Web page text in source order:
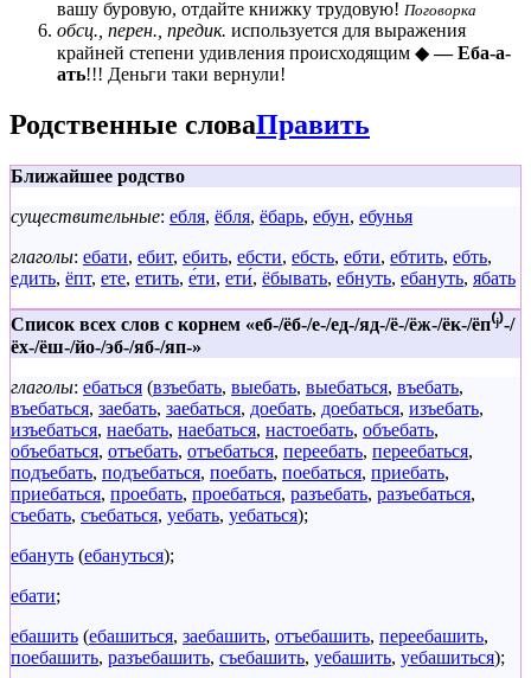
вашу буровую, отдайте книжку трудовую! Поговорка
обсц., перен., предик. используется для выражения
крайней степени удивления происходящим ◆— Еба-а-
ать!!! Деньги таки вернули!
Родственные словаПравить
Ближайшее родство
существительные: ебля, ёбля, ёбарь, ебун, ебунья
глаголы: ебати, ебит, ебить, ебсти, ебсть, ебти, ебтить, ебть,
едить, ёпт, ете, етить, е́ти, ети́, ёбывать, ебнуть, ебануть, ябать
Список всех слов с корнем «еб-/ёб-/е-/ед-/яд-/ё-/ёж-/ёк-/ёп⁽ʲ⁾-/
ёх-/ёш-/йо-/эб-/яб-/яп-»
глаголы: ебаться (взъебать, выебать, выебаться, въебать,
въебаться, заебать, заебаться, доебать, доебаться, изъебать,
изъебаться, наебать, наебаться, настоебать, объебать,
объебаться, отъебать, отъебаться, переебать, переебаться,
подъебать, подъебаться, поебать, поебаться, приебать,
приебаться, проебать, проебаться, разъебать, разъебаться,
съебать, съебаться, уебать, уебаться);
ебануть (ебануться);
ебати;
ебашить (ебашиться, заебашить, отъебашить, переебашить,
поебашить, разъебашить, съебашить, уебашить, уебашиться);